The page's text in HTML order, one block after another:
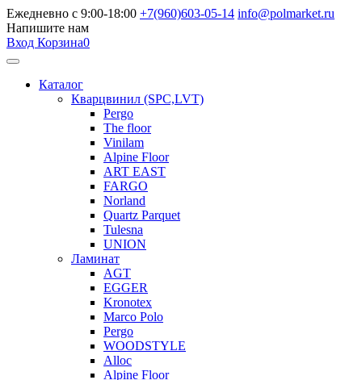
Ежедневно с 9:00-18:00 +7(960)603-05-14 info@polmarket.ru
Напишите нам
Вход Корзина0
Каталог
Кварцвинил (SPC,LVT)
Pergo
The floor
Vinilam
Alpine Floor
ART EAST
FARGO
Norland
Quartz Parquet
Tulesna
UNION
Ламинат
AGT
EGGER
Kronotex
Marco Polo
Pergo
WOODSTYLE
Alloc
Alpine Floor